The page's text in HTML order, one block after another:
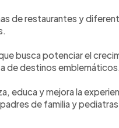
de restaurantes y
busca potenciar el
de destinos emblemáticos.
educa y mejora la
de familia y